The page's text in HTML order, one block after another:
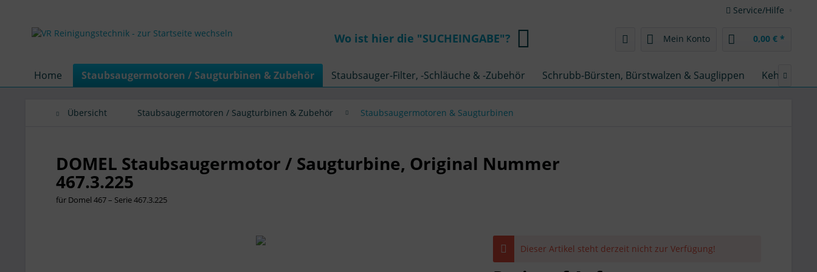
Service/Hilfe
Wo ist hier die "SUCHEINGABE"? Mein Konto 0,00 € *
Home Staubsaugermotoren / Saugturbinen & Zubehör Staubsauger-Filter, -Schläuche & -Zubehör Schrubb-Bürsten, Bürstwalzen & Sauglippen 
Übersicht Staubsaugermotoren / Saugturbinen & Zubehör Staubsaugermotoren & Saugturbinen
DOMEL Staubsaugermotor / Saugturbine, Original Nummer
467.3.225
für Domel 467 – Serie 467.3.225
Dieser Artikel steht derzeit nicht zur Verfügung!